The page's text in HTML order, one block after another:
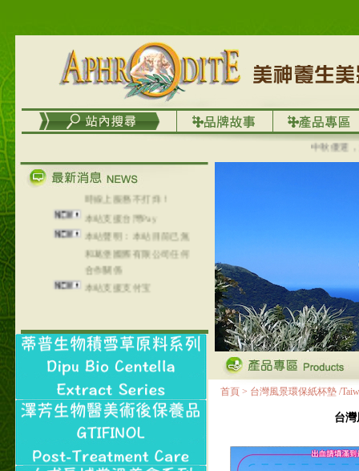
中秋優選，大
在外租屋者、居住處無管
理員、不方便在工作地點
取件者，歡迎多多使用
【郵局i郵箱】的服務喔～
【i郵箱】設立的地點，請
進入內頁連結～
Line@aphrodite2020 24小
時線上服務不打烊！
本站支援台灣Pay
本站聲明：本站目前已無
和葛堡國際有限公司任何
合作關係
本站支援支付宝
2017年1月1日起，中国大
首頁 > 台灣風景環保紙杯墊 /
台灣